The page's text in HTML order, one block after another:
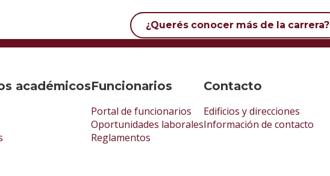
¿Querés conocer más de la carrera?
académicosFuncionarios
Portal de funcionarios
Oportunidades laborales
Reglamentos
Contacto
Edificios y direcciones
Información de contacto